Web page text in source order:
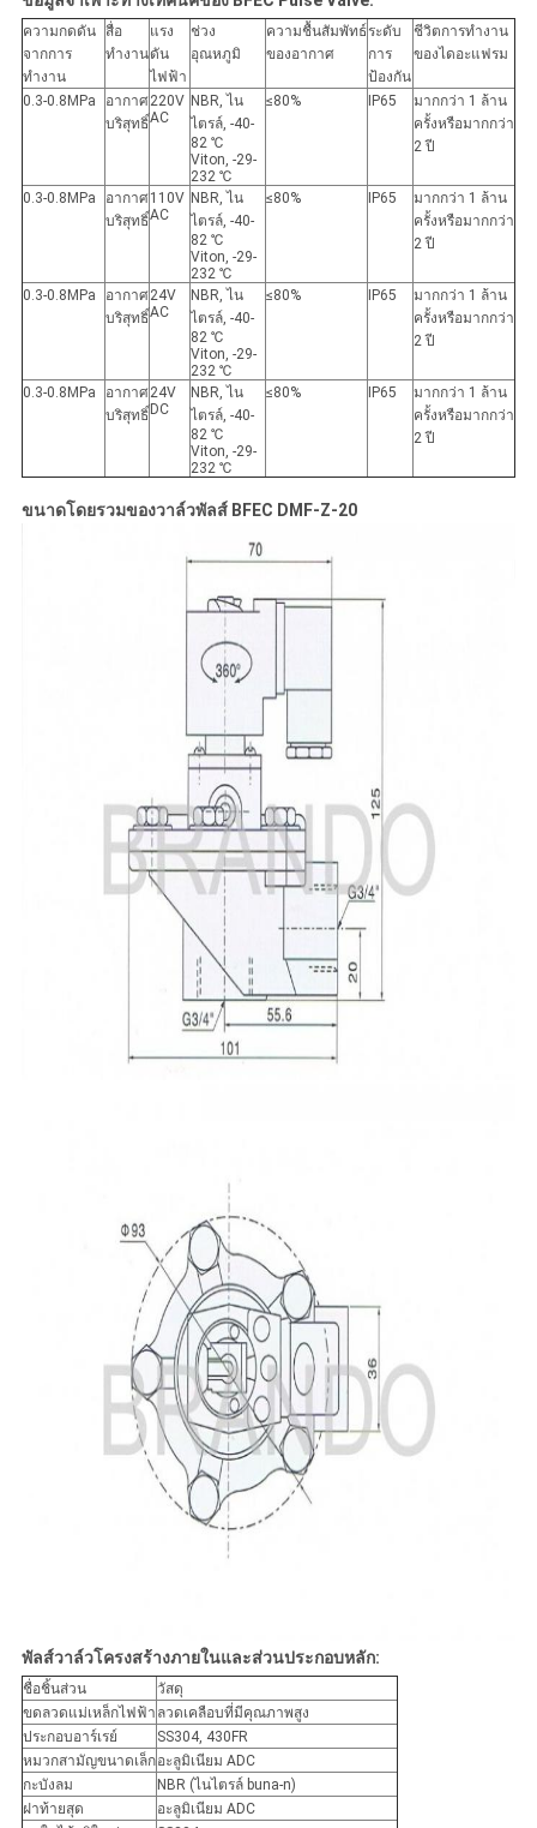
ความกดดัน
จากการ
ทำงาน
สื่อ
ทำงาน
แรง
ดัน
ไฟฟ้า
ช่วง
อุณหภูมิ
ความชื้นสัมพัทธ์
ของอากาศ
ระดับ
การ
ป้องกัน
ชีวิตการทำงาน
ของไดอะแฟรม
0.3-0.8MPa
อากาศ
บริสุทธิ์
220V
AC
NBR, ไน
ไตรล์, -40-
82 ℃
Viton, -29-
232 ℃
≤80% IP65
มากกว่า 1 ล้าน
ครั้งหรือมากกว่า
2 ปี
0.3-0.8MPa
อากาศ
บริสุทธิ์
110V
AC
NBR, ไน
ไตรล์, -40-
82 ℃
Viton, -29-
232 ℃
≤80% IP65
มากกว่า 1 ล้าน
ครั้งหรือมากกว่า
2 ปี
0.3-0.8MPa
อากาศ
บริสุทธิ์
24V
AC
NBR, ไน
ไตรล์, -40-
82 ℃
Viton, -29-
232 ℃
≤80% IP65
มากกว่า 1 ล้าน
ครั้งหรือมากกว่า
2 ปี
0.3-0.8MPa
อากาศ
บริสุทธิ์
24V
DC
NBR, ไน
ไตรล์, -40-
82 ℃
Viton, -29-
232 ℃
≤80% IP65
มากกว่า 1 ล้าน
ครั้งหรือมากกว่า
2 ปี
ขนาดโดยรวมของวาล์วพัลส์ BFEC DMF-Z-20
พัลส์วาล์วโครงสร้างภายในและส่วนประกอบหลัก:
ชื่อชิ้นส่วน
วัสดุ
ขดลวดแม่เหล็กไฟฟ้า ลวดเคลือบที่มีคุณภาพสูง
ประกอบอาร์เรย์
SS304, 430FR
หมวกสามัญขนาดเล็กอะลูมิเนียม ADC
กะบังลม
NBR (ไนไตรล์ buna-n)
ฝาท้ายสุด
อะลูมิเนียม ADC